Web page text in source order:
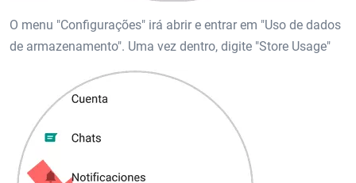
O menu "Configurações" irá abrir e entrar em "Uso de dados
de armazenamento". Uma vez dentro, digite "Store Usage"